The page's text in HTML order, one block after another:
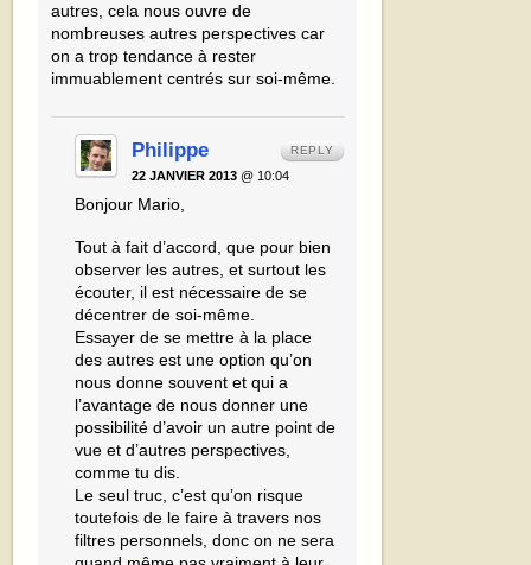
autres, cela nous ouvre de
nombreuses autres perspectives car
on a trop tendance à rester
immuablement centrés sur soi-même.
Philippe
22 JANVIER 2013 @ 10:04
Bonjour Mario,
Tout à fait d’accord, que pour bien
observer les autres, et surtout les
écouter, il est nécessaire de se
décentrer de soi-même.
Essayer de se mettre à la place
des autres est une option qu’on
nous donne souvent et qui a
l’avantage de nous donner une
possibilité d’avoir un autre point de
vue et d’autres perspectives,
comme tu dis.
Le seul truc, c’est qu’on risque
toutefois de le faire à travers nos
filtres personnels, donc on ne sera
REPLY